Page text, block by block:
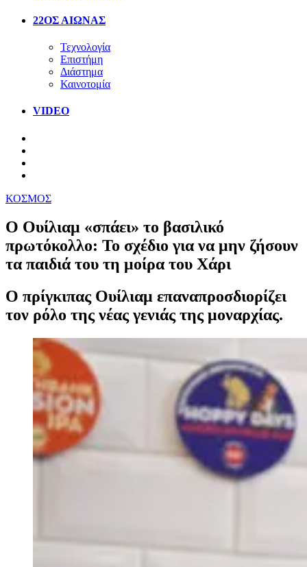
22ΟΣ ΑΙΩΝΑΣ
Τεχνολογία
Επιστήμη
Διάστημα
Καινοτομία
VIDEO
ΚΟΣΜΟΣ
Ο Ουίλιαμ «σπάει» το βασιλικό
πρωτόκολλο: Το σχέδιο για να μην ζήσουν
τα παιδιά του τη μοίρα του Χάρι
Ο πρίγκιπας Ουίλιαμ επαναπροσδιορίζει
τον ρόλο της νέας γενιάς της μοναρχίας.